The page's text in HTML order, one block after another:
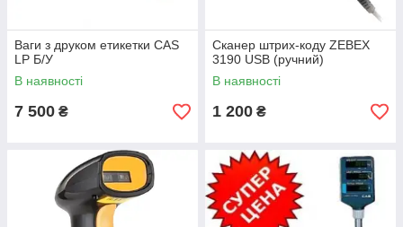
Ваги з друком етикетки CAS
LP Б/У
В наявності
7 500 ₴
Сканер штрих-коду ZEBEX
3190 USB (ручний)
В наявності
1 200 ₴